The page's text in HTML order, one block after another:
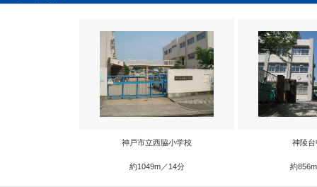
神戸市立西脇小学校
約1049m／14分
神陵台
約